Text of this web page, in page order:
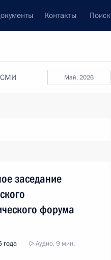
Контакты Поиск
май, 2026
СМИ
заседание
форума
года Аудио, 9 мин.